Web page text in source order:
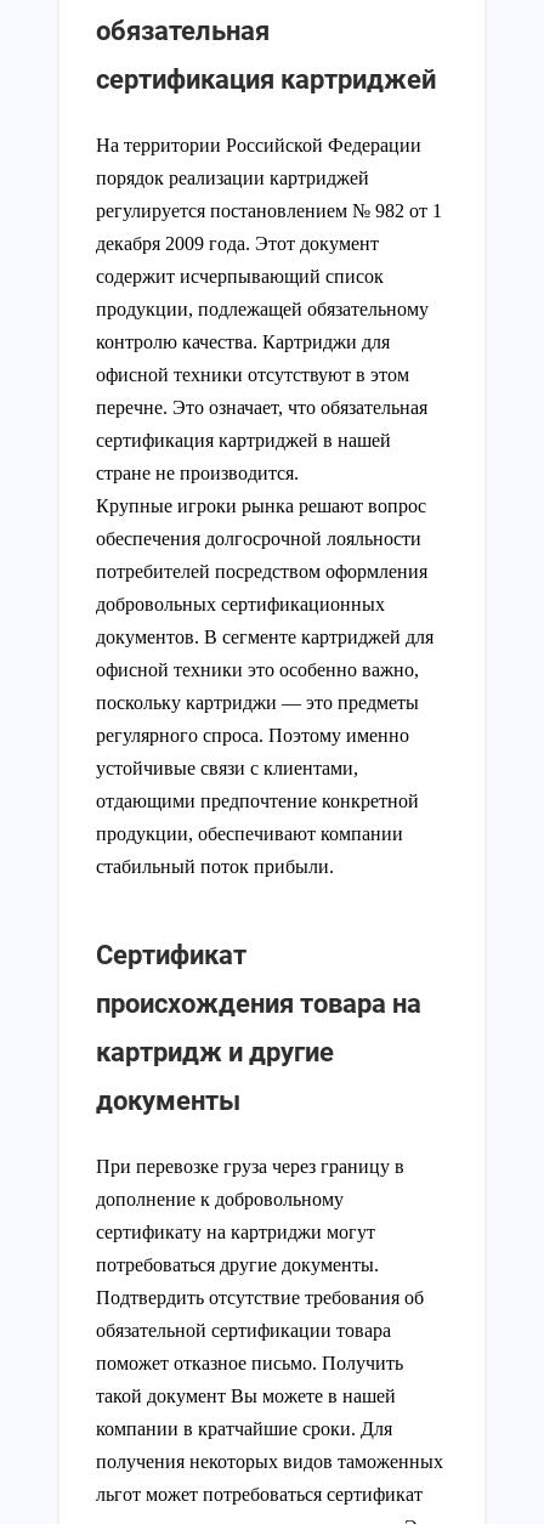
обязательная
сертификация картриджей
На территории Российской Федерации
порядок реализации картриджей
регулируется постановлением № 982 от 1
декабря 2009 года. Этот документ
содержит исчерпывающий список
продукции, подлежащей обязательному
контролю качества. Картриджи для
офисной техники отсутствуют в этом
перечне. Это означает, что обязательная
сертификация картриджей в нашей
стране не производится.
Крупные игроки рынка решают вопрос
обеспечения долгосрочной лояльности
потребителей посредством оформления
добровольных сертификационных
документов. В сегменте картриджей для
офисной техники это особенно важно,
поскольку картриджи — это предметы
регулярного спроса. Поэтому именно
устойчивые связи с клиентами,
отдающими предпочтение конкретной
продукции, обеспечивают компании
стабильный поток прибыли.
Сертификат
происхождения товара на
картридж и другие
документы
При перевозке груза через границу в
дополнение к добровольному
сертификату на картриджи могут
потребоваться другие документы.
Подтвердить отсутствие требования об
обязательной сертификации товара
поможет отказное письмо. Получить
такой документ Вы можете в нашей
компании в кратчайшие сроки. Для
получения некоторых видов таможенных
льгот может потребоваться сертификат